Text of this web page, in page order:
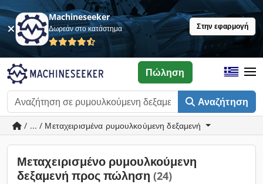
Machineseeker
Δωρεάν στο κατάστημα Στην εφαρμογή
Αναζήτηση
Πώληση
/ ... / Μεταχειρισμένα ρυμουλκούμενη δεξαμενή
Μεταχειρισμένο ρυμουλκούμενη
δεξαμενή προς πώληση (24)